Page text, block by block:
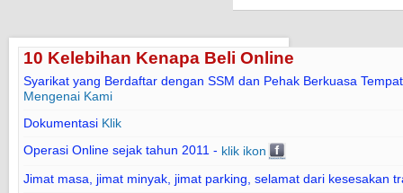
10 Kelebihan Kenapa Beli Online
Syarikat yang Berdaftar dengan SSM dan Pehak Berkuasa
Mengenai Kami
Dokumentasi Klik
Operasi Online sejak tahun 2011 - klik ikon
Jimat masa, jimat minyak, jimat parking, selamat dari kesesakan